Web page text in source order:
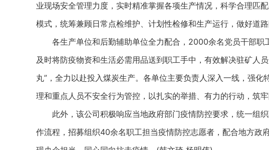
业现场安全管理力度，实时精准掌握各项生产情况，科学合理匹
模式，统筹兼顾日常点检维护、计划性检修和生产运行，做好道
各生产单位和后勤辅助单位全力配合，2000余名党员干部职工
及时将防疫物资和生活必需用品送到职工手中，有效解决驻矿人
丸”，全力以赴投入煤炭生产。各单位主要负责人深入一线，强
理和重点人员不安全行为管控，以扎实的举措、有力的行动，筑牢
此外，该公司积极响应当地政府部门疫情防控要求，统一组
作流程，招募组织40余名职工担当疫情防控志愿者，配合地方政